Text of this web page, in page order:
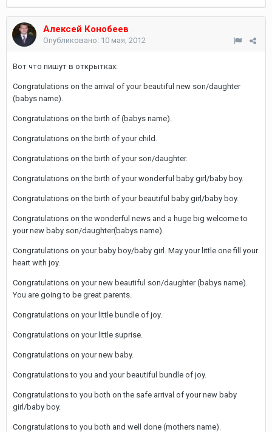
Алексей Конобеев
Опубликовано: 10 мая, 2012
Вот что пишут в открытках:
Congratulations on the arrival of your beautiful new son/daughter
(babys name).
Congratulations on the birth of (babys name).
Congratulations on the birth of your child.
Congratulations on the birth of your son/daughter.
Congratulations on the birth of your wonderful baby girl/baby boy.
Congratulations on the birth of your beautiful baby girl/baby boy.
Congratulations on the wonderful news and a huge big welcome to
your new baby son/daughter(babys name).
Congratulations on your baby boy/baby girl. May your little one fill your
heart with joy.
Congratulations on your new beautiful son/daughter (babys name).
You are going to be great parents.
Congratulations on your little bundle of joy.
Congratulations on your little suprise.
Congratulations on your new baby.
Congratulations to you and your beautiful bundle of joy.
Congratulations to you both on the safe arrival of your new baby
girl/baby boy.
Congratulations to you both and well done (mothers name).